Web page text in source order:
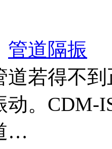
管道隔振
道若得不
动。CDM-
…